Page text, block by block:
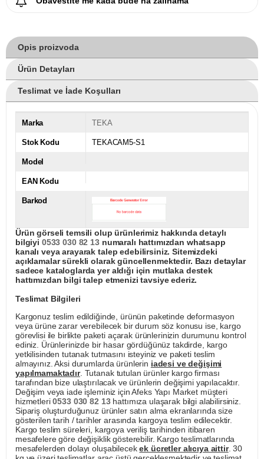
Opis proizvoda
Ürün Detayları
Teslimat ve İade Koşulları
Marka TEKA
Stok Kodu TEKACAM5-S1
Model
EAN Kodu
Barkod
Ürün görseli temsili olup ürünlerimiz hakkında detaylı
bilgiyi 0533 030 82 13numaralı hattımızdan whatsapp
kanalı veya arayarak talep edebilirsiniz. Sitemizdeki
açıklamalar sürekli olarak güncellenmektedir. Bazı detaylar
sadece kataloglarda yer aldığı için mutlaka destek
hattımızdan bilgi talep etmenizi tavsiye ederiz.
Teslimat Bilgileri
Kargonuz teslim edildiğinde, ürünün paketinde deformasyon
veya ürüne zarar verebilecek bir durum söz konusu ise, kargo
görevlisi ile birlikte paketi açarak ürünlerinizin durumunu kontrol
ediniz. Ürünlerinizde bir hasar gördüğünüz takdirde, kargo
yetkilisinden tutanak tutmasını isteyiniz ve paketi teslim
almayınız. Aksi durumlarda ürünlerin iadesi ve değişimi
yapılmamaktadır. Tutanak tutulan ürünler kargo firması
tarafından bize ulaştırılacak ve ürünlerin değişimi yapılacaktır.
Değişim veya iade işleminiz için Afeks Yapı Market müşteri
hizmetleri0533 030 82 13hattımıza ulaşarak bilgi alabilirsiniz.
Sipariş oluşturduğunuz ürünler satın alma ekranlarında size
gösterilen tarih / tarihler arasında kargoya teslim edilecektir.
Kargo teslim süreleri, kargoya veriliş tarihinden itibaren
mesafelere göre değişiklik gösterebilir. Kargo teslimatlarında
mesafelerden dolayı oluşabilecekek ücretler alıcıya aittir. 30